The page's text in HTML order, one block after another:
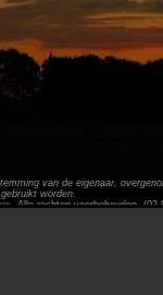
van de eigenaar,
worden.
. Alle rechten voorbehouden.